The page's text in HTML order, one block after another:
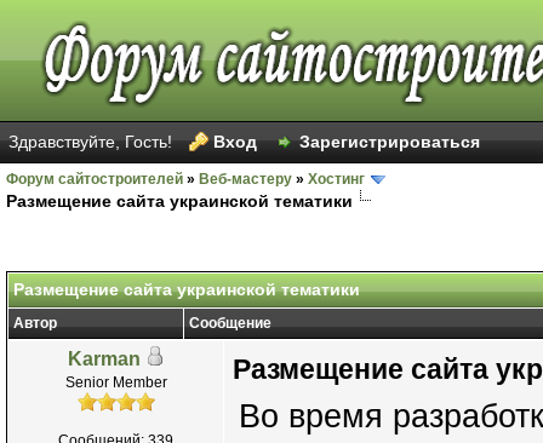
Здравствуйте, Гость! Вход Зарегистрироваться
Форум сайтостроителей » Веб-мастеру » Хостинг
Размещение сайта украинской тематики
Размещение сайта украинской тематики
Автор Сообщение
Karman
Senior Member Размещение сайта
Во время